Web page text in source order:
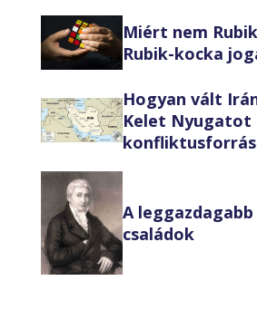
Miért nem
Rubik-kocka
Hogyan vált
Kelet Nyugatot
A
családok